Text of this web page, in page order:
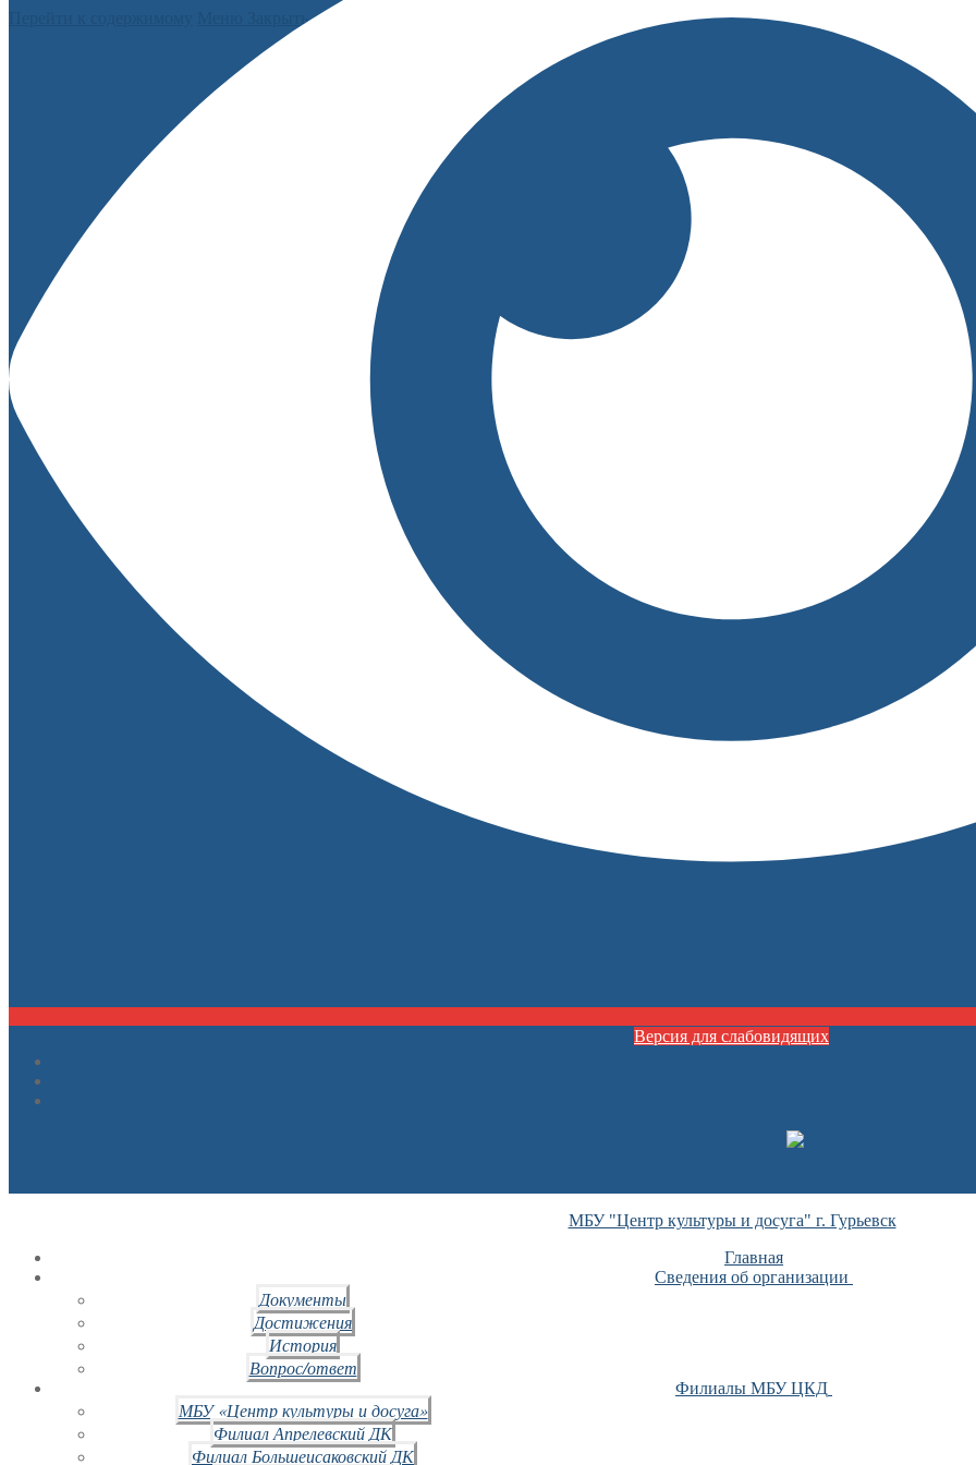
Закрыть
Версия для слабовидящих
МБУ "Центр культуры и досуга" г. Гурьевск
Главная
Сведения об организации
Документы
Достижения
История
Вопрос/ответ
Филиалы МБУ ЦКД
МБУ «Центр культуры и досуга»
Филиал Апрелевский ДК
Филиал Большеисаковский ДК